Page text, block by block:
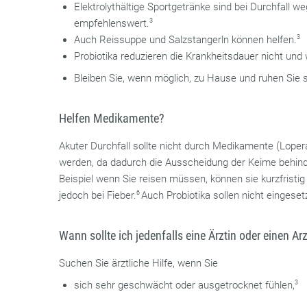
Elektrolythältige Sportgetränke sind bei Durchfall
empfehlenswert.3
Auch Reissuppe und Salzstangerln können helfen.3
Probiotika reduzieren die Krankheitsdauer nicht
Bleiben Sie, wenn möglich, zu Hause und ruhen Sie
Helfen Medikamente?
Akuter Durchfall sollte nicht durch Medikamente
werden, da dadurch die Ausscheidung der Keime
Beispiel wenn Sie reisen müssen, können sie
jedoch bei Fieber.6 Auch Probiotika sollen nicht
Wann sollte ich jedenfalls eine Ärztin oder einen
Suchen Sie ärztliche Hilfe, wenn Sie
sich sehr geschwächt oder ausgetrocknet fühlen,3